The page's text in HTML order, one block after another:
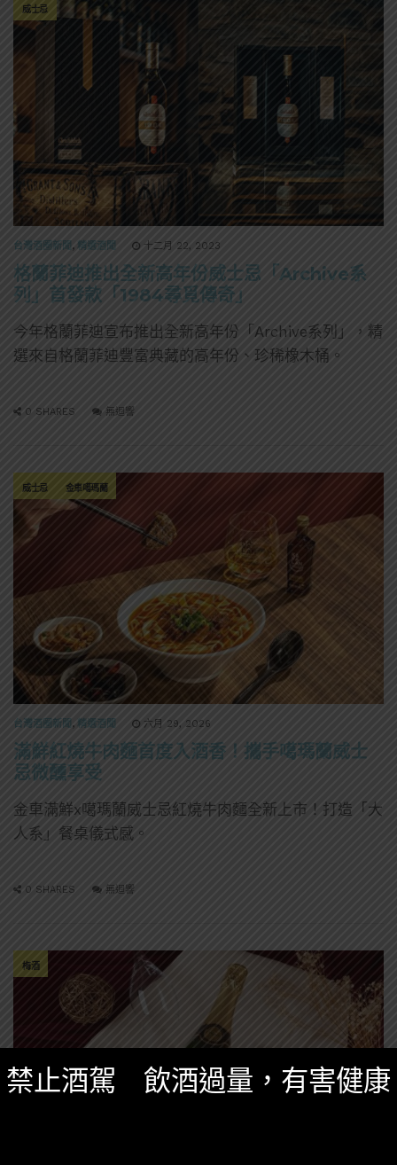
威士忌
台灣酒圈新聞 , 精選酒聞 十二月 22, 2023
格蘭菲迪推出全新高年份威士忌「Archive系
列」首發款「1984尋覓傳奇」
今年格蘭菲迪宣布推出全新高年份「Archive系列」，精
選來自格蘭菲迪豐富典藏的高年份、珍稀橡木桶。
0 SHARES 無迴響
威士忌 金車噶瑪蘭
台灣酒圈新聞 , 精選酒聞 六月 29, 2026
滿鮮紅燒牛肉麵首度入酒香！攜手噶瑪蘭威士
忌微醺享受
金車滿鮮x噶瑪蘭威士忌紅燒牛肉麵全新上市！打造「大
人系」餐桌儀式感。
0 SHARES 無迴響
梅酒
禁止酒駕 飲酒過量，有害健康